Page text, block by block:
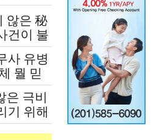
논란
않은 秘
건이 불
수사권
사 유병
뭘 믿
…’
은 극비
기 위해
자충수